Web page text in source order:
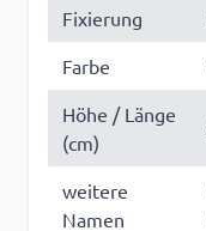
Fixierung
Farbe
Höhe / Länge
(cm)
weitere
Namen